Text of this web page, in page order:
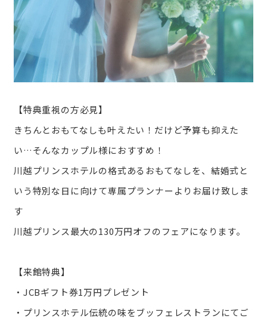
【特典重視の方必見】
きちんとおもてなしも叶えたい！だけど予算も抑えた
い…そんなカップル様におすすめ！
川越プリンスホテルの格式あるおもてなしを、結婚式と
いう特別な日に向けて専属プランナーよりお届け致しま
す
川越プリンス最大の130万円オフのフェアになります。
【来館特典】
・JCBギフト券1万円プレゼント
・プリンスホテル伝統の味をブッフェレストランにてご